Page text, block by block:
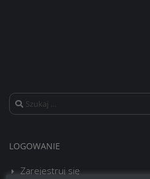
Szukaj:
LOGOWANIE
Zarejestruj się